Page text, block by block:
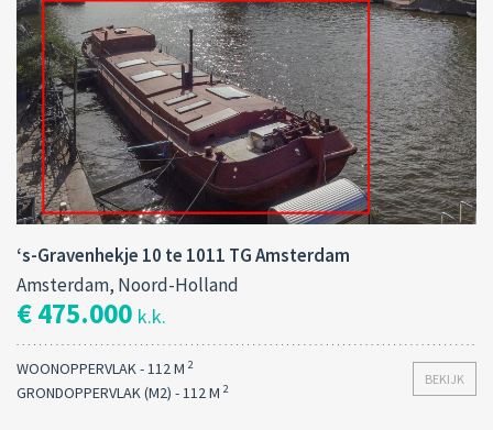
‘s-Gravenhekje 10 te 1011 TG Amsterdam
Amsterdam, Noord-Holland
€ 475.000 k.k.
BEKIJK
WOONOPPERVLAK - 112 M 2
GRONDOPPERVLAK (M2) - 112 M 2